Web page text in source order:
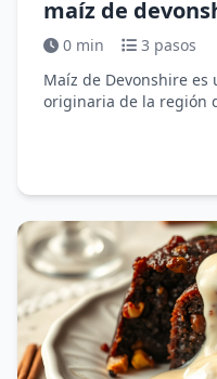
maíz de
0 min
3 pasos
Maíz de Devonshire
originaria de la región